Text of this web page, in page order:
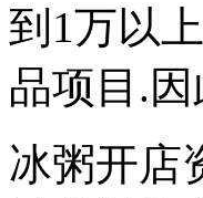
到1万以
品项目.
冰粥开店